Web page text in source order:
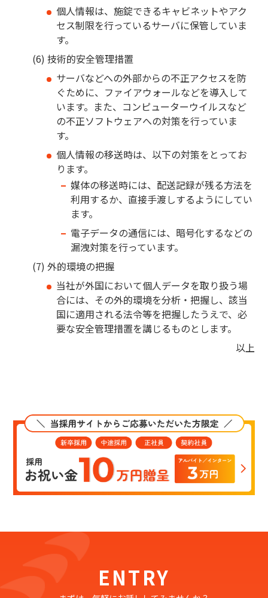
個人情報は、施錠できるキャビネットやアク
セス制限を行っているサーバに保管していま
す。
技術的安全管理措置
サーバなどへの外部からの不正アクセスを防
ぐために、ファイアウォールなどを導入して
います。また、コンピューターウイルスなど
の不正ソフトウェアへの対策を行っていま
す。
個人情報の移送時は、以下の対策をとってお
ります。
媒体の移送時には、配送記録が残る方法を
利用するか、直接手渡しするようにしてい
ます。
電子データの通信には、暗号化するなどの
漏洩対策を行っています。
外的環境の把握
当社が外国において個人データを取り扱う場
合には、その外的環境を分析・把握し、該当
国に適用される法令等を把握したうえで、必
要な安全管理措置を講じるものとします。
以上
ENTRY